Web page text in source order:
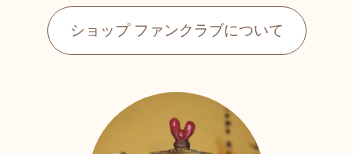
ショップ ファンクラブについて